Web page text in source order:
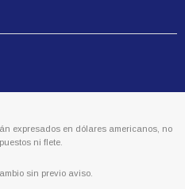
expresados en dólares americanos, no
ni flete.
sin previo aviso.